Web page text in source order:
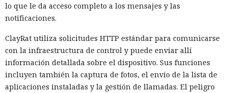
lo que le da acceso completo a los mensajes y las
notificaciones.
ClayRat utiliza solicitudes HTTP estándar para comunicarse
con la infraestructura de control y puede enviar allí
información detallada sobre el dispositivo. Sus funciones
incluyen también la captura de fotos, el envío de la lista de
aplicaciones instaladas y la gestión de llamadas. El peligro